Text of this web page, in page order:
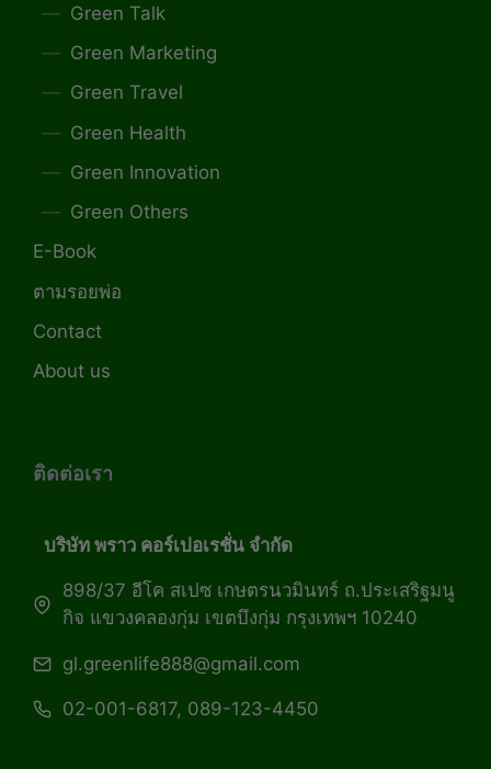
Green Talk
Green Marketing
Green Travel
Green Health
Green Innovation
Green Others
E-Book
ตามรอยพ่อ
Contact
About us
ติดต่อเรา
บริษัท พราว คอร์เปอเรชั่น จำกัด
898/37 อีโค สเปซ เกษตรนวมินทร์ ถ.ประเสริฐมนู
กิจ แขวงคลองกุ่ม เขตบึงกุ่ม กรุงเทพฯ 10240
gl.greenlife888@gmail.com
02-001-6817, 089-123-4450